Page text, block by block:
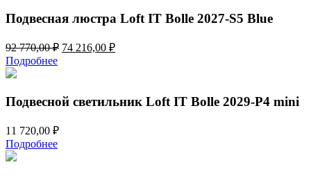
130,00 ₽.
Подвесная люстра Loft IT Bolle 2027-S5 Blue
92 770,00₽ Первоначальная
770,00 ₽.
74 216,00 ₽Текущая
Подробнее
Подвесной светильник Loft IT Bolle 2029-P4 mini
11 720,00 ₽
Подробнее